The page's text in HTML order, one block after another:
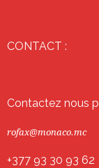
CONTACT :
Contactez nous
rofax@monaco.mc
+377 93 30 93 62